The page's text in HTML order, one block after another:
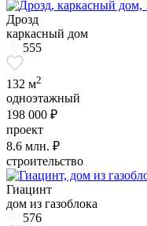
Дрозд
каркасный дом
555
132 м2
одноэтажный
198 000 ₽
проект
8.6 млн. ₽
строительство
Гиацинт
дом из газоблока
576